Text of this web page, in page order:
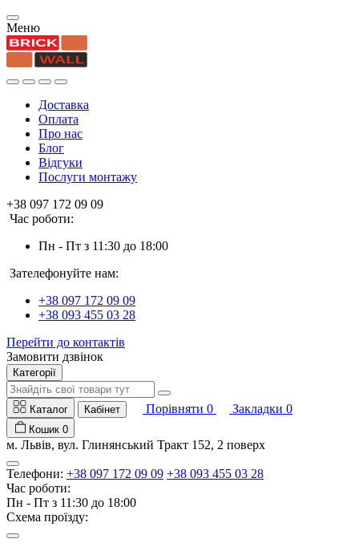
Меню
Доставка
Оплата
Про нас
Блог
Відгуки
Послуги монтажу
+38 097 172 09 09
Час роботи:
Пн - Пт з 11:30 до 18:00
Зателефонуйте нам:
+38 097 172 09 09
+38 093 455 03 28
Перейти до контактів
Замовити дзвінок
Категорії
Каталог Кабінет Порівняти 0 Закладки 0
Кошик 0
м. Львів, вул. Глинянський Тракт 152, 2 поверх
Телефони: +38 097 172 09 09 +38 093 455 03 28
Час роботи:
Пн - Пт з 11:30 до 18:00
Схема проїзду: